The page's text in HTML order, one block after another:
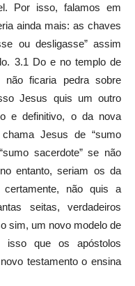
Por isso, falamos em
ainda mais: as chaves
ou desligasse” assim
3.1 Do e no templo de
não ficaria pedra sobre
Jesus quis um outro
e definitivo, o da nova
Jesus de “sumo
sacerdote” se não
entanto, seriam os da
não quis a
seitas, verdadeiros
sim, um novo modelo de
que os apóstolos
testamento o ensina